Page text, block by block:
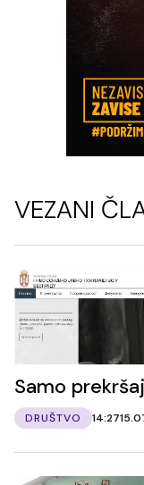
VEZANI
Samo prekršaj
DRUŠTVO 14:27